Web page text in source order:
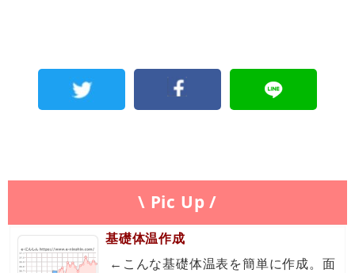
\ Pic Up /
基礎体温作成
←こんな基礎体温表を簡単に作成。面